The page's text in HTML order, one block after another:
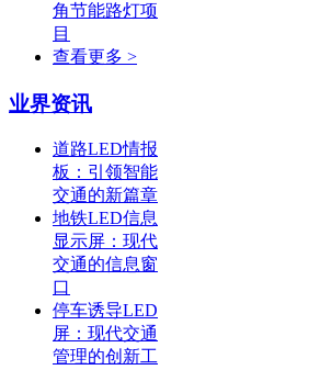
角节能路灯项
目
查看更多 >
业界资讯
道路LED情报
板：引领智能
交通的新篇章
地铁LED信息
显示屏：现代
交通的信息窗
口
停车诱导LED
屏：现代交通
管理的创新工